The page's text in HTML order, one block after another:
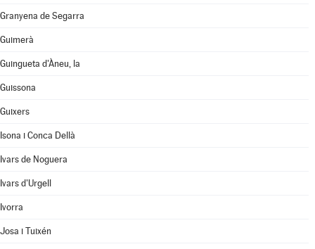
Granyena de Segarra
Guimerà
Guingueta d'Àneu, la
Guissona
Guixers
Isona i Conca Dellà
Ivars de Noguera
Ivars d'Urgell
Ivorra
Josa i Tuixén